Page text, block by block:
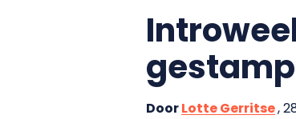
DoorLotte Gerritse,